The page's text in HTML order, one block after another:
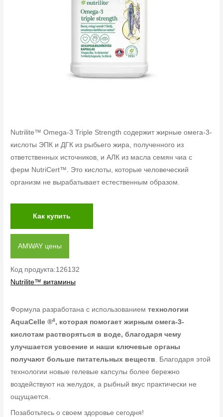
Nutrilite™ Omega-3 Triple Strength содержит жирные омега-3-
кислоты ЭПК и ДГК из рыбьего жира, полученного из
ответственных источников, и АЛК из масла семян чиа с
ферм NutriCert™. Это кислоты, которые человеческий
организм не вырабатывает естественным образом.
Как купить
AMWAY цены
Код продукта:126132
Nutrilite™ витамины
Формула разработана с использованиемтехнологии
AquaCelle ®4, которая помогает жирным омега-3-
кислотам растворяться в воде, благодаря чему
улучшается усвоение и наши ключевые органы
получают больше питательных веществ. Благодаря этой
технологии новые гелевые капсулы более бережно
воздействуют на желудок, а рыбный вкус практически не
ощущается.
Позаботьтесь о своем здоровье сегодня!